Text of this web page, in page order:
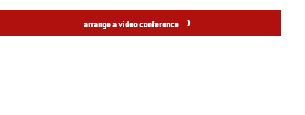
arrange a video conference ›